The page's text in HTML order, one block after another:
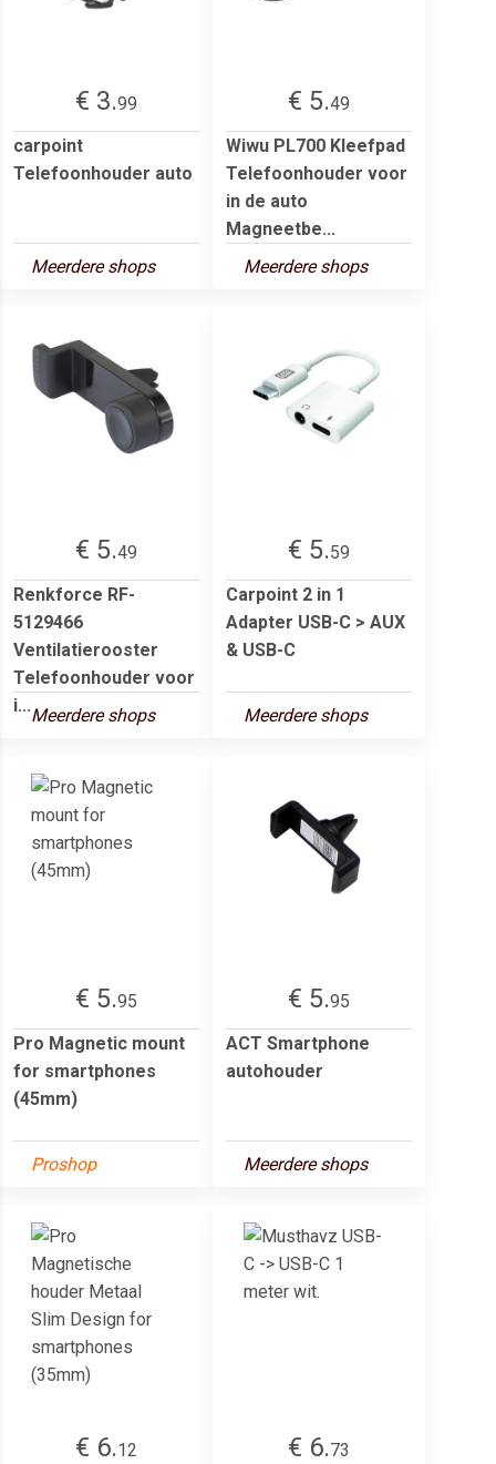
€ 3.99
carpoint
Telefoonhouder auto
Meerdere shops
€ 5.49
Wiwu PL700 Kleefpad
Telefoonhouder voor
in de auto
Magneetbe...
Meerdere shops
€ 5.49
Renkforce RF-
5129466
Ventilatierooster
Telefoonhouder voor
i...Meerdere shops
€ 5.59
Carpoint 2 in 1
Adapter USB-C > AUX
& USB-C
Meerdere shops
€ 5.95
Pro Magnetic mount
for smartphones
(45mm)
Proshop
€ 5.95
ACT Smartphone
autohouder
Meerdere shops
€ 6.12
€ 6.73